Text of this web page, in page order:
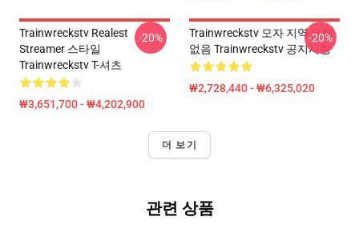
Trainwreckstv Realest
Streamer 스타일
Trainwreckstv T-셔츠
₩3,651,700 - ₩4,202,900
-20%
Trainwreckstv 모자 지역 유행
없음 Trainwreckstv 공지사항
₩2,728,440 - ₩6,325,020
-20%
더 보기
관련 상품